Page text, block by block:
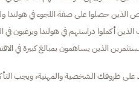
الذين حصلوا على صفة اللجوء في هولندا
أكملوا دراستهم في هولندا ويرغبون في
الذين يساهمون بمبالغ كبيرة في
على ظروفك الشخصية والمهنية، ويجب